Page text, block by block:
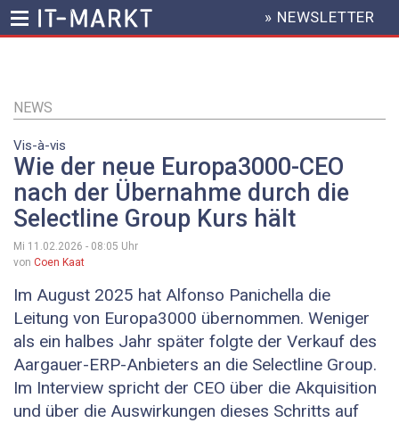
Inhalt
HEADER
MENU
» NEWSLETTER
NEWS
Vis-à-vis
Wie der neue Europa3000-CEO
nach der Übernahme durch die
Selectline Group Kurs hält
Mi 11.02.2026 - 08:05 Uhr
von Coen Kaat
Im August 2025 hat Alfonso Panichella die
Leitung von Europa3000 übernommen. Weniger
als ein halbes Jahr später folgte der Verkauf des
Aargauer-ERP-Anbieters an die Selectline Group.
Im Interview spricht der CEO über die Akquisition
und über die Auswirkungen dieses Schritts auf